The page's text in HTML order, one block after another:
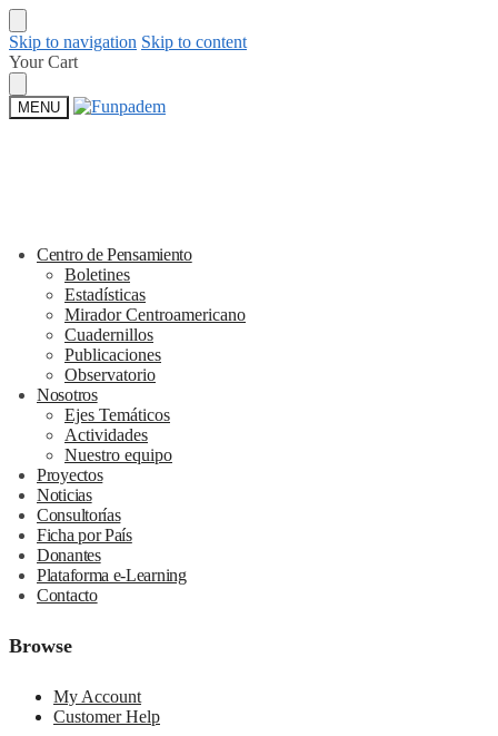
Skip to navigation Skip to content
Your Cart
MENU
Centro de Pensamiento
Boletines
Estadísticas
Mirador Centroamericano
Cuadernillos
Publicaciones
Observatorio
Nosotros
Ejes Temáticos
Actividades
Nuestro equipo
Proyectos
Noticias
Consultorías
Ficha por País
Donantes
Plataforma e-Learning
Contacto
Browse
My Account
Customer Help